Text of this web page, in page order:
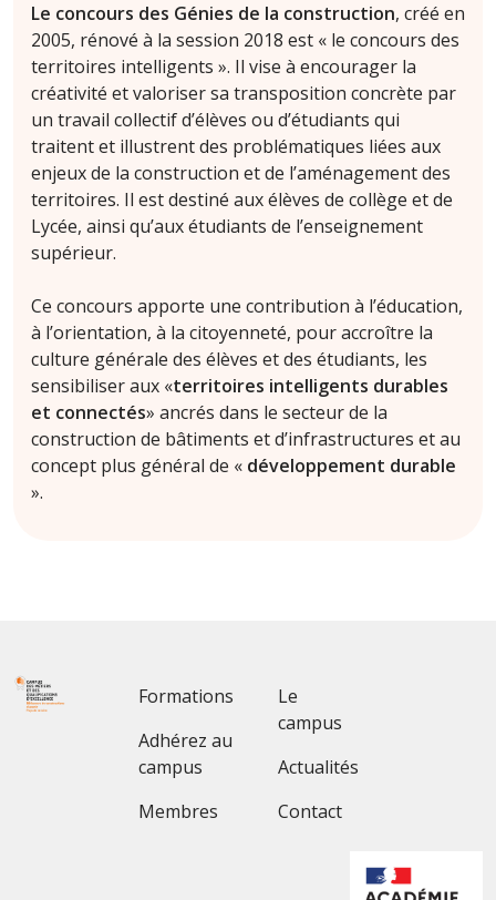
Le concours des Génies de la construction, créé en
2005, rénové à la session 2018 est « le concours des
territoires intelligents ». Il vise à encourager la
créativité et valoriser sa transposition concrète par
un travail collectif d’élèves ou d’étudiants qui
traitent et illustrent des problématiques liées aux
enjeux de la construction et de l’aménagement des
territoires. Il est destiné aux élèves de collège et de
Lycée, ainsi qu’aux étudiants de l’enseignement
supérieur.
Ce concours apporte une contribution à l’éducation,
à l’orientation, à la citoyenneté, pour accroître la
culture générale des élèves et des étudiants, les
sensibiliser aux «territoires intelligents durables
et connectés» ancrés dans le secteur de la
construction de bâtiments et d’infrastructures et au
concept plus général de « développement durable
».
Footer 1
Formations
Adhérez au
campus
Membres
Footer 2
Le
campus
Actualités
Contact